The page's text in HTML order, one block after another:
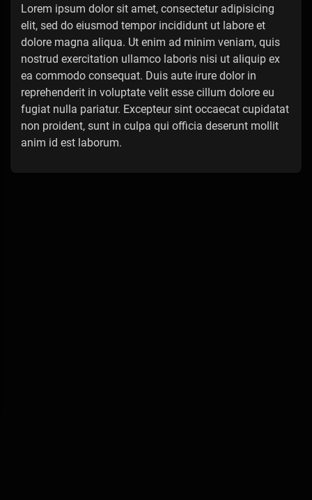
Lorem ipsum dolor sit amet, consectetur adipisicing
elit, sed do eiusmod tempor incididunt ut labore et
dolore magna aliqua. Ut enim ad minim veniam, quis
nostrud exercitation ullamco laboris nisi ut aliquip ex
ea commodo consequat. Duis aute irure dolor in
reprehenderit in voluptate velit esse cillum dolore eu
fugiat nulla pariatur. Excepteur sint occaecat cupidatat
non proident, sunt in culpa qui officia deserunt mollit
anim id est laborum.